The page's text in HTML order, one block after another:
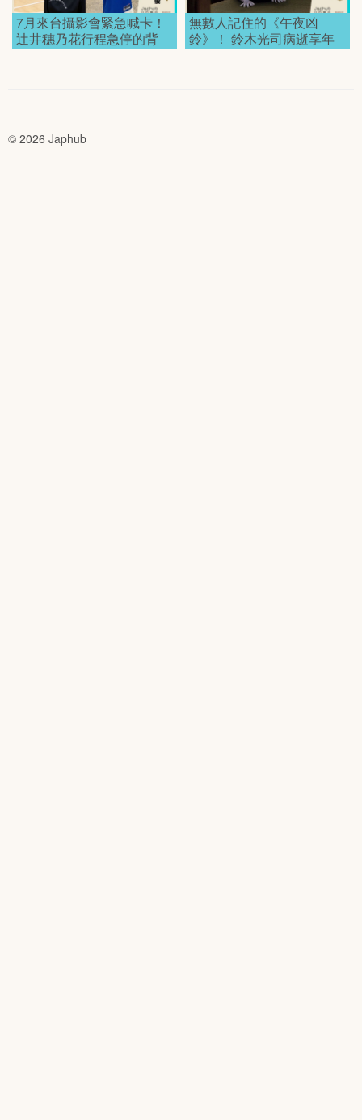
7月來台攝影會緊急喊卡！
辻井穗乃花行程急停的背
後！
無數人記住的《午夜凶
鈴》！ 鈴木光司病逝享年
68歲！
© 2026 Japhub